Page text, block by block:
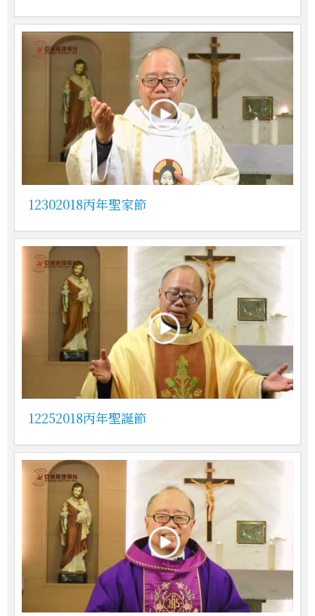
12302018丙年聖家節
12252018丙年聖誕節